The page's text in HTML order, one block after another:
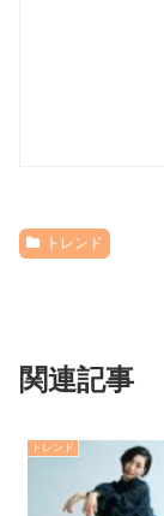
トレンド
関連記事
トレンド